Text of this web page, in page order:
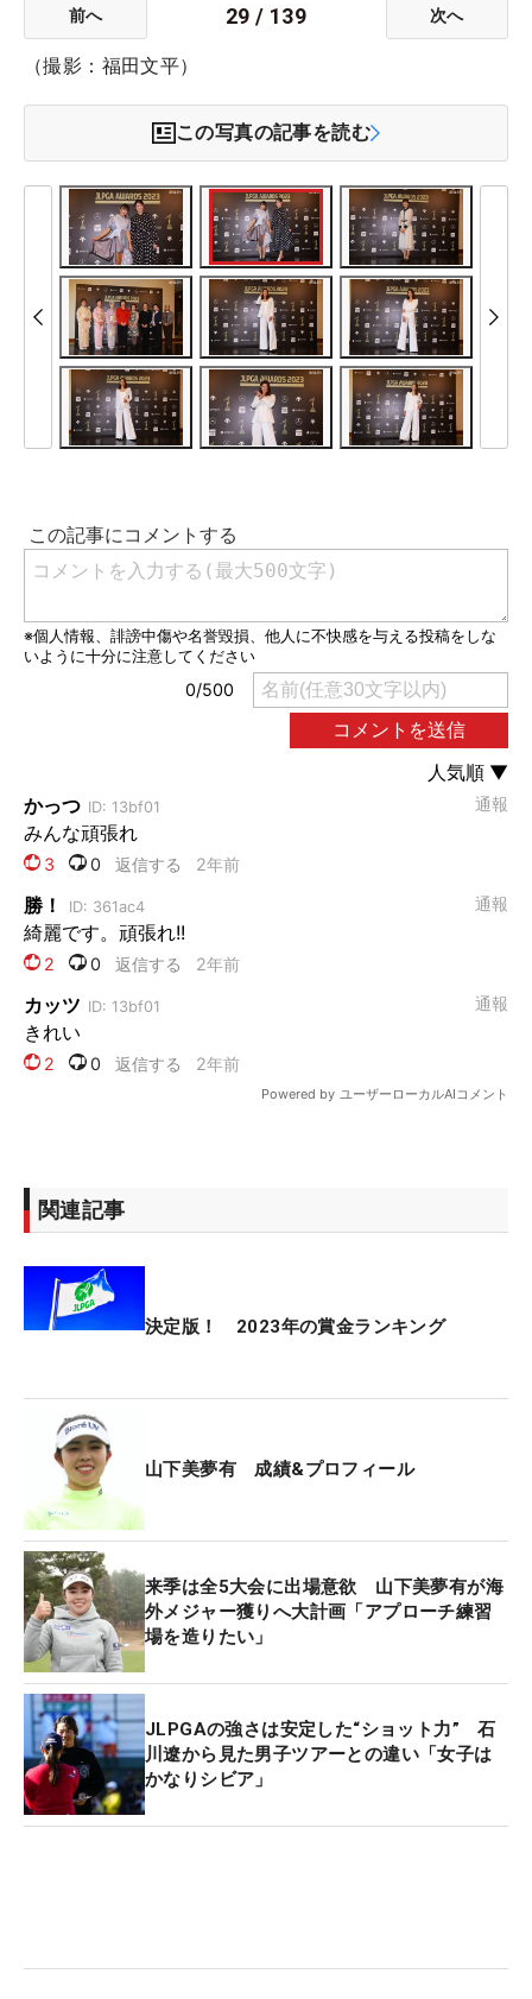
前へ 29 / 139 次へ
（撮影：福田文平）
この写真の記事を読む
関連記事
決定版！ 2023年の賞金ランキング
山下美夢有 成績&プロフィール
来季は全5大会に出場意欲 山下美夢有が海
外メジャー獲りへ大計画「アプローチ練習
場を造りたい」
JLPGAの強さは安定した“ショット力” 石
川遼から見た男子ツアーとの違い「女子は
かなりシビア」